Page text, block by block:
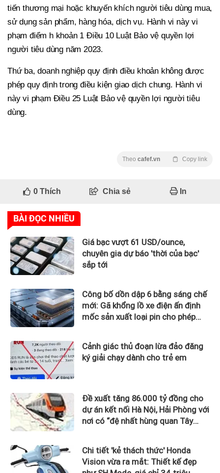
tiến thương mại hoặc khuyến khích người tiêu dùng mua,
sử dụng sản phẩm, hàng hóa, dịch vụ. Hành vi này vi
phạm điểm h khoản 1 Điều 10 Luật Bảo vệ quyền lợi
người tiêu dùng năm 2023.
Thứ ba, doanh nghiệp quy định điều khoản không được
phép quy định trong điều kiện giao dịch chung. Hành vi
này vi phạm Điều 25 Luật Bảo vệ quyền lợi người tiêu
dùng.
Theo cafef.vn Copy link
0Thích Chia sẻ In
BÀI ĐỌC NHIỀU
Giá bạc vượt 61 USD/ounce,
chuyên gia dự báo 'thời của bạc'
sắp tới
Công bố dồn dập 6 bằng sáng chế
mới: Gã khổng lồ xe điện ấn định
mốc sản xuất loại pin cho phép
Cảnh giác thủ đoạn lừa đảo đăng
ký giải chạy dành cho trẻ em
Đề xuất tăng 86.000 tỷ đồng cho
dự án kết nối Hà Nội, Hải Phòng với
nơi có “đệ nhất hùng quan Tây
Chi tiết 'kẻ thách thức' Honda
Vision vừa ra mắt: Thiết kế đẹp